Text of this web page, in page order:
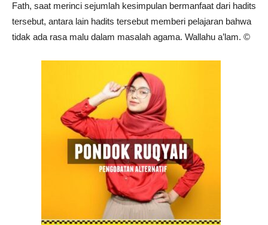
Fath, saat merinci sejumlah kesimpulan bermanfaat dari hadits
tersebut, antara lain hadits tersebut memberi pelajaran bahwa
tidak ada rasa malu dalam masalah agama. Wallahu a’lam. ©️